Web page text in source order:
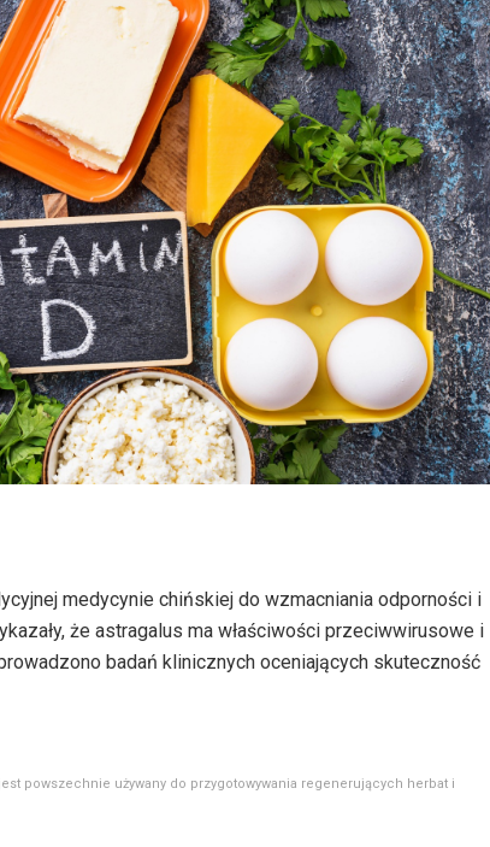
medycynie chińskiej do wzmacniania odporności i
że astragalus ma właściwości przeciwwirusowe i
badań klinicznych oceniających skuteczność
powszechnie używany do przygotowywania regenerujących herbat i